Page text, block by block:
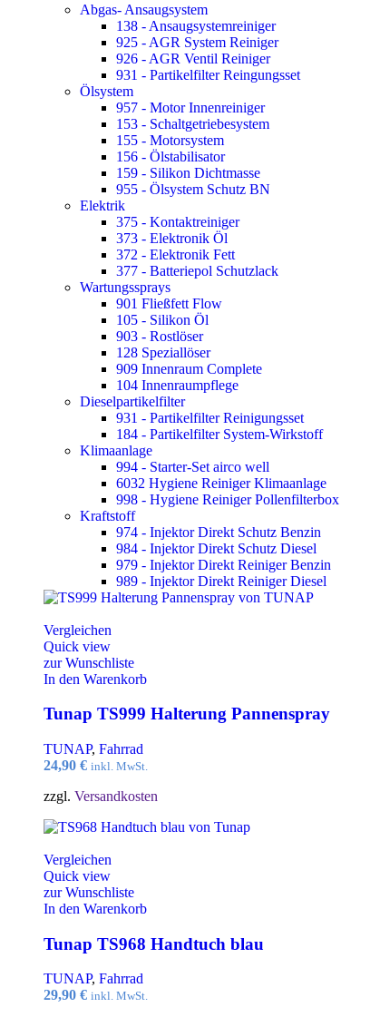
Abgas- Ansaugsystem
138 - Ansaugsystemreiniger
925 - AGR System Reiniger
926 - AGR Ventil Reiniger
931 - Partikelfilter Reingungsset
Ölsystem
957 - Motor Innenreiniger
153 - Schaltgetriebesystem
155 - Motorsystem
156 - Ölstabilisator
159 - Silikon Dichtmasse
955 - Ölsystem Schutz BN
Elektrik
375 - Kontaktreiniger
373 - Elektronik Öl
372 - Elektronik Fett
377 - Batteriepol Schutzlack
Wartungssprays
901 Fließfett Flow
105 - Silikon Öl
903 - Rostlöser
128 Speziallöser
909 Innenraum Complete
104 Innenraumpflege
Dieselpartikelfilter
931 - Partikelfilter Reinigungsset
184 - Partikelfilter System-Wirkstoff
Klimaanlage
994 - Starter-Set airco well
6032 Hygiene Reiniger Klimaanlage
998 - Hygiene Reiniger Pollenfilterbox
Kraftstoff
974 - Injektor Direkt Schutz Benzin
984 - Injektor Direkt Schutz Diesel
979 - Injektor Direkt Reiniger Benzin
989 - Injektor Direkt Reiniger Diesel
Vergleichen
Quick view
zur Wunschliste
In den Warenkorb
Tunap TS999 Halterung Pannenspray
TUNAP, Fahrrad
24,90 € inkl. MwSt.
zzgl. Versandkosten
Vergleichen
Quick view
zur Wunschliste
In den Warenkorb
Tunap TS968 Handtuch blau
TUNAP, Fahrrad
29,90 € inkl. MwSt.